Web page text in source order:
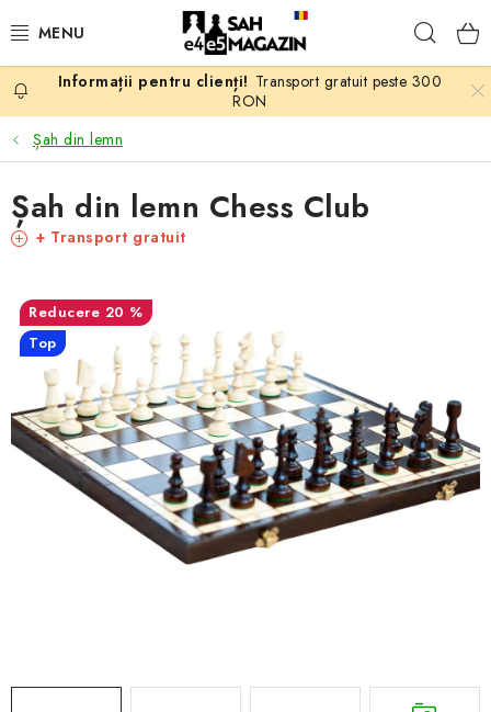
PROMOTII
ȘAH
PIESE DE ȘAH
CEAS DE ȘAH
CĂRȚI DE ȘAH
ANTICARIAT
ȘAH ONLINE
Transport gratuit peste 300
RON
Șah din lemn
Șah din lemn Chess Club
+ Transport gratuit
20 %
Top